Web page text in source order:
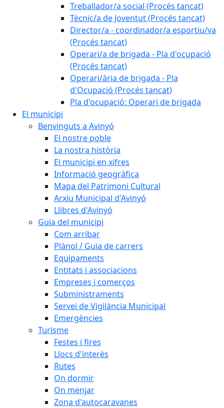
Treballador/a social (Procés tancat)
Tècnic/a de Joventut (Procés tancat)
Director/a - coordinador/a esportiu/va
(Procés tancat)
Operari/a de brigada - Pla d'ocupació
(Procés tancat)
Operari/ària de brigada - Pla
d'Ocupació (Procés tancat)
Pla d'ocupació: Operari de brigada
El municipi
Benvinguts a Avinyó
El nostre poble
La nostra història
El municipi en xifres
Informació geogràfica
Mapa del Patrimoni Cultural
Arxiu Municipal d'Avinyó
Llibres d'Avinyó
Guia del municipi
Com arribar
Plànol / Guia de carrers
Equipaments
Entitats i associacions
Empreses i comerços
Subministraments
Servei de Vigilància Municipal
Emergències
Turisme
Festes i fires
Llocs d'interès
Rutes
On dormir
On menjar
Zona d'autocaravanes